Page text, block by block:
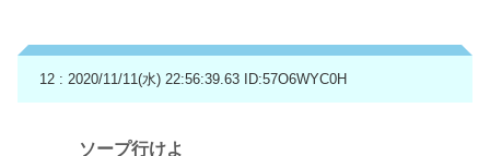
12 : 2020/11/11(水) 22:56:39.63 ID:57O6WYC0H
ソープ行けよ